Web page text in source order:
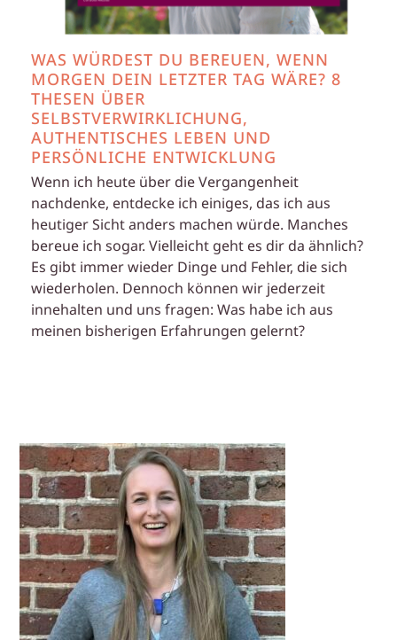
WAS WÜRDEST DU BEREUEN, WENN
MORGEN DEIN LETZTER TAG WÄRE? 8
THESEN ÜBER
SELBSTVERWIRKLICHUNG,
AUTHENTISCHES LEBEN UND
PERSÖNLICHE ENTWICKLUNG
Wenn ich heute über die Vergangenheit
nachdenke, entdecke ich einiges, das ich aus
heutiger Sicht anders machen würde. Manches
bereue ich sogar. Vielleicht geht es dir da ähnlich?
Es gibt immer wieder Dinge und Fehler, die sich
wiederholen. Dennoch können wir jederzeit
innehalten und uns fragen: Was habe ich aus
meinen bisherigen Erfahrungen gelernt?